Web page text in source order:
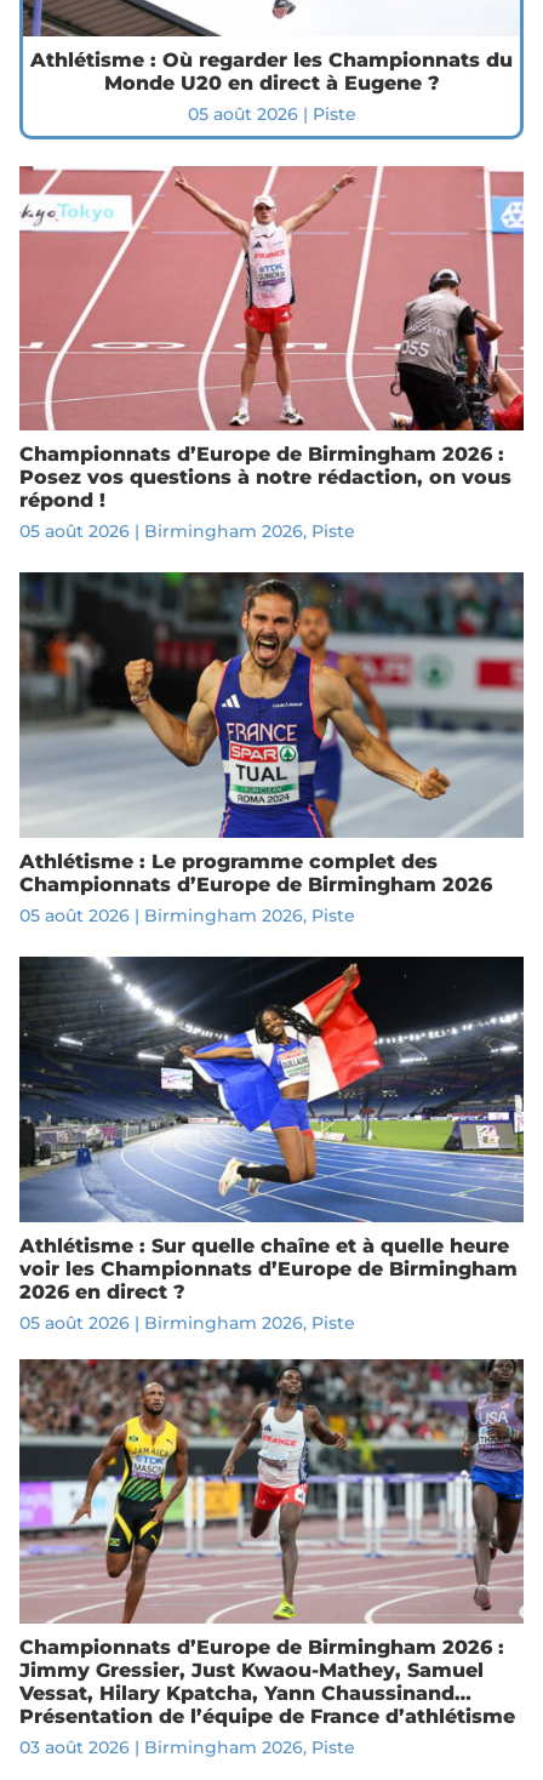
Athlétisme : Où regarder les Championnats du
Monde U20 en direct à Eugene ?
05 août 2026| Piste
Championnats d’Europe de Birmingham 2026 :
Posez vos questions à notre rédaction, on vous
répond !
05 août 2026| Birmingham 2026, Piste
Athlétisme : Le programme complet des
Championnats d’Europe de Birmingham 2026
05 août 2026| Birmingham 2026, Piste
Athlétisme : Sur quelle chaîne et à quelle heure
voir les Championnats d’Europe de Birmingham
2026 en direct ?
05 août 2026| Birmingham 2026, Piste
Championnats d’Europe de Birmingham 2026 :
Jimmy Gressier, Just Kwaou-Mathey, Samuel
Vessat, Hilary Kpatcha, Yann Chaussinand…
Présentation de l’équipe de France d’athlétisme
03 août 2026| Birmingham 2026, Piste